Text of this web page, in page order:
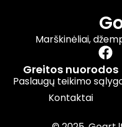
Marškinėliai,
Greitos nuorodos
Paslaugų teikimo
Kontaktai